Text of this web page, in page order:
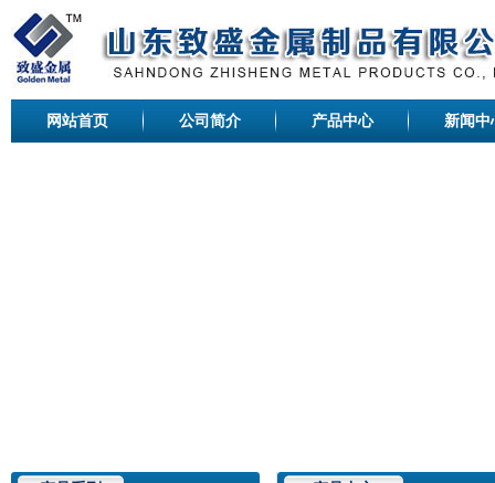
网站首页 公司简介 产品中心 新闻中